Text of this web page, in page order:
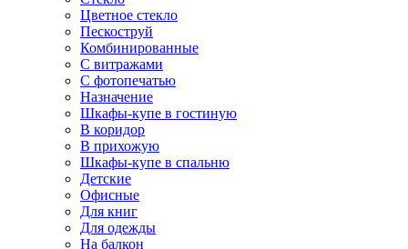
Цветное стекло
Пескоструй
Комбинированные
С витражами
С фотопечатью
Назначение
Шкафы-купе в гостиную
В коридор
В прихожую
Шкафы-купе в спальню
Детские
Офисные
Для книг
Для одежды
На балкон